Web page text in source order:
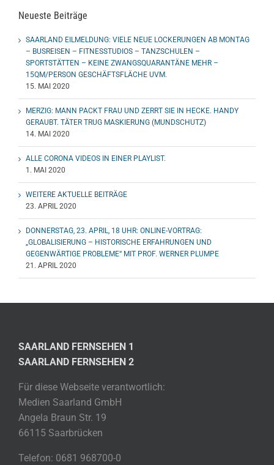
Neueste Beiträge
SAARLAND EILMELDUNG: VIELE NEUE LOCKERUNGEN AB MONTAG
– BUSREISEN – FITNESSTUDIOS – TANZSCHULEN –
SPORTSTÄTTEN – KEINE ZWANGSQUARANTÄNE MEHR –
15QM/PERSON GESCHÄFTSFLÄCHE UVM.
15. MAI 2020
MERZIG: MANN PACKT FRAU UND ZERRT SIE IN HECKE. HANDY
GERAUBT. TÄTER TRUG MASKIERUNG (MUNDSCHUTZ)
14. MAI 2020
ALLE CORONA VIDEOS IN EINER PLAYLIST.
1. MAI 2020
WEITERE AKTUELLE BEITRÄGE
23. APRIL 2020
DONNERSTAG, 23. APRIL, 18 UHR: ONLINE-VORTRAG:
„GLOBALISIERUNG – HISTORISCHE ERFAHRUNGEN UND
GEGENWÄRTIGE PROBLEME“ MIT PROF. WERNER PLUMPE
21. APRIL 2020
SAARLAND FERNSEHEN 1
SAARLAND FERNSEHEN 2
Für diese Webseite verantwortlich:
Medien Saarland GmbH
Angela Braun Str. 19
66115 Saarbrücken
Telefon: 0681 968700-0